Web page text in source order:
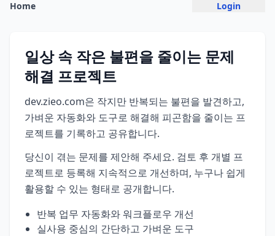
Home Login
일상 속 작은 불편을 줄이는 문제
해결 프로젝트
dev.zieo.com은 작지만 반복되는 불편을 발견하고,
가벼운 자동화와 도구로 해결해 피곤함을 줄이는 프
로젝트를 기록하고 공유합니다.
당신이 겪는 문제를 제안해 주세요. 검토 후 개별 프
로젝트로 등록해 지속적으로 개선하며, 누구나 쉽게
활용할 수 있는 형태로 공개합니다.
반복 업무 자동화와 워크플로우 개선
실사용 중심의 간단하고 가벼운 도구